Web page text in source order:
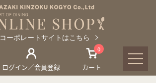
コーポレートサイトはこちら
ログイン／会員登録
0
カート